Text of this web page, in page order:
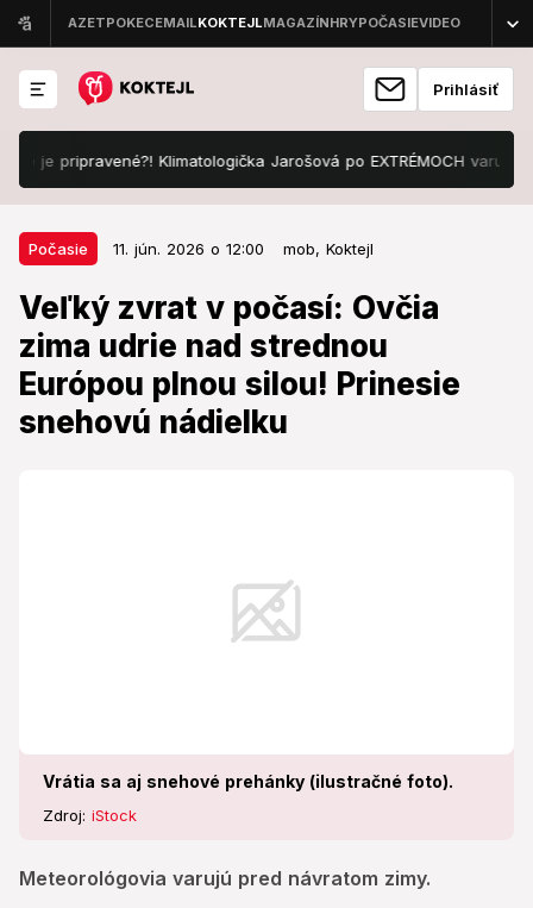
Prihlásiť
pripravené?! Klimatologička Jarošová po EXTRÉMOCH varuje: My
Počasie 11. jún. 2026 o 12:00 mob, Koktejl
Veľký zvrat v počasí: Ovčia
zima udrie nad strednou
Európou plnou silou! Prinesie
snehovú nádielku
Vrátia sa aj snehové prehánky (ilustračné foto).
Zdroj: iStock
Meteorológovia varujú pred návratom zimy.
Počasie 11. jún. 2026 o 12:00
Veľký zvrat v počasí: Ovčia zima
udrie nad strednou Európou plnou
silou! Prinesie snehovú nádielku
Meteorológovia varujú pred návratom zimy.